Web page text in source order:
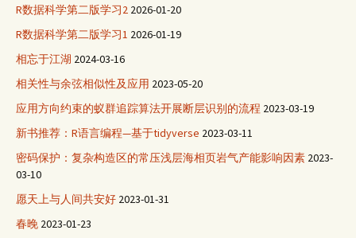
R数据科学第二版学习2 2026-01-20
R数据科学第二版学习1 2026-01-19
相忘于江湖 2024-03-16
相关性与余弦相似性及应用 2023-05-20
应用方向约束的蚁群追踪算法开展断层识别的流程 2023-03-19
新书推荐：R语言编程—基于tidyverse 2023-03-11
密码保护：复杂构造区的常压浅层海相页岩气产能影响因素 2023-
03-10
愿天上与人间共安好 2023-01-31
春晚 2023-01-23